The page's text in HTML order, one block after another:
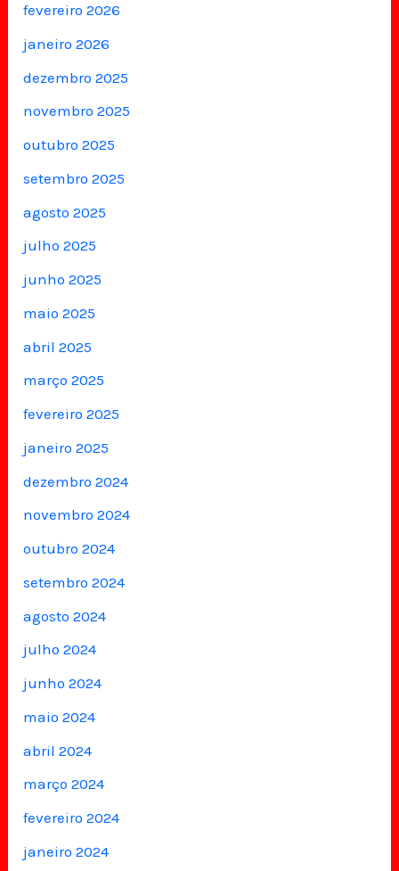
fevereiro 2026
janeiro 2026
dezembro 2025
novembro 2025
outubro 2025
setembro 2025
agosto 2025
julho 2025
junho 2025
maio 2025
abril 2025
março 2025
fevereiro 2025
janeiro 2025
dezembro 2024
novembro 2024
outubro 2024
setembro 2024
agosto 2024
julho 2024
junho 2024
maio 2024
abril 2024
março 2024
fevereiro 2024
janeiro 2024